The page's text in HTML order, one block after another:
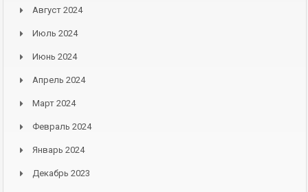
Август 2024
Июль 2024
Июнь 2024
Апрель 2024
Март 2024
Февраль 2024
Январь 2024
Декабрь 2023